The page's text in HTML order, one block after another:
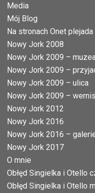
Media
Mój Blog
Na stronach Onet
Nowy Jork 2008
Nowy Jork 2009 –
Nowy Jork 2009 –
Nowy Jork 2009 – ulica
Nowy Jork 2009 –
Nowy Jork 2012
Nowy Jork 2016
Nowy Jork 2016 –
Nowy Jork 2017
O mnie
Obłęd Singielka i Otello
Obłęd Singielka i Otello